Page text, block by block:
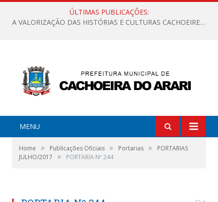
ÚLTIMAS PUBLICAÇÕES:
A VALORIZAÇÃO DAS HISTÓRIAS E CULTURAS CACHOEIRENSES
MENU
Home » Publicações Oficiais » Portarias »
PORTARIAS
JULHO/2017
» PORTARIA Nº 244